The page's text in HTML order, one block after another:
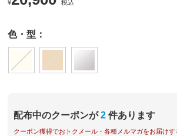
¥ 税込
色・型：
配布中のクーポンが 2 件あります
クーポン獲得でおトクメール・各種メルマガをお届けす